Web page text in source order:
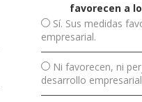
favorecen a
Sí. Sus medidas
empresarial.
Ni favorecen, ni
desarrollo